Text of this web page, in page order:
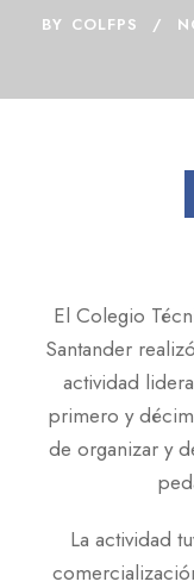
BY COLFPS
El Colegio
Santander
actividad
primero y
de organizar y
La actividad